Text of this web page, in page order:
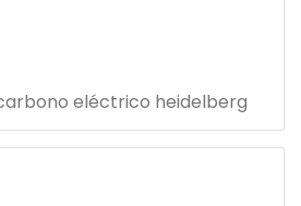
eléctrico heidelberg